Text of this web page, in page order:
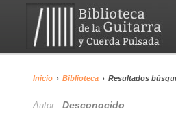
Inicio › Biblioteca › Resultados
Autor:Desconocido